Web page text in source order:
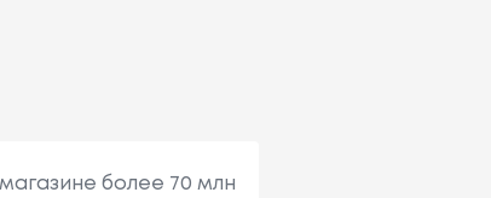
более 70 млн